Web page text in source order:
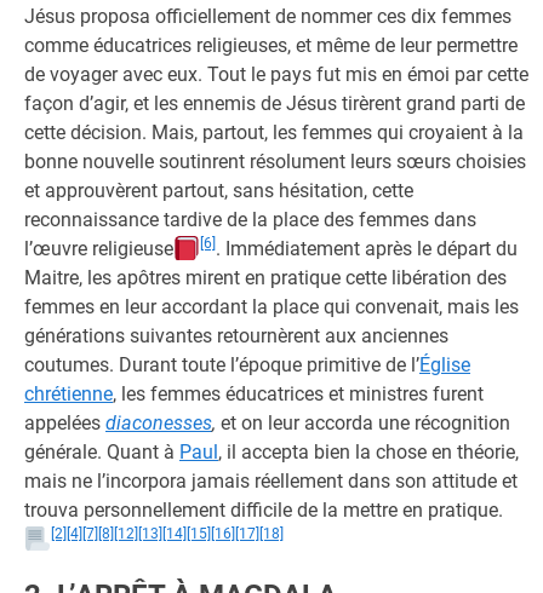
Jésus proposa officiellement de nommer ces dix femmes
comme éducatrices religieuses, et même de leur permettre
de voyager avec eux. Tout le pays fut mis en émoi par cette
façon d’agir, et les ennemis de Jésus tirèrent grand parti de
cette décision. Mais, partout, les femmes qui croyaient à la
bonne nouvelle soutinrent résolument leurs sœurs choisies
et approuvèrent partout, sans hésitation, cette
reconnaissance tardive de la place des femmes dans
l’œuvre religieuse
[6] . Immédiatement après le départ du
Maitre, les apôtres mirent en pratique cette libération des
femmes en leur accordant la place qui convenait, mais les
générations suivantes retournèrent aux anciennes
coutumes. Durant toute l’époque primitive de l’Église
chrétienne, les femmes éducatrices et ministres furent
appelées diaconesses, et on leur accorda une récognition
générale. Quant à Paul, il accepta bien la chose en théorie,
mais ne l’incorpora jamais réellement dans son attitude et
trouva personnellement difficile de la mettre en pratique.
[2] [4] [7] [8] [12] [13] [14] [15] [16] [17] [18]